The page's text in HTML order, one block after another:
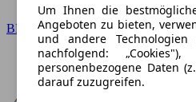
BMW
Um Ihnen die
Angeboten zu bieten,
und andere
nachfolgend:
personenbezogene Daten
darauf zuzugreifen.